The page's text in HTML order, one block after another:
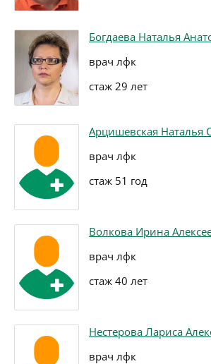
Богдаева Наталья
врач лфк
стаж 29 лет
Арцишевская Наталья
врач лфк
стаж 51 год
Волкова Ирина
врач лфк
стаж 40 лет
Нестерова Лариса
врач лфк